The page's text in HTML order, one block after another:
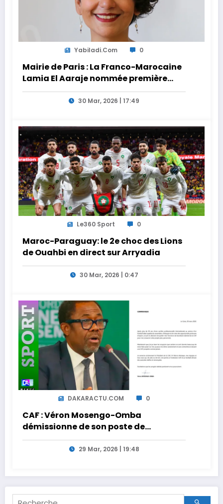
Yabiladi.com 0
Mairie de Paris : La Franco-Marocaine
Lamia El Aaraje nommée première
adjointe
30 Mar, 2026 | 17:49
Le360 Sport 0
Maroc-Paraguay: le 2e choc des Lions
de Ouahbi en direct sur Arryadia
30 Mar, 2026 | 0:47
DAKARACTU.COM 0
CAF : Véron Mosengo-Omba
démissionne de son poste de
Secrétaire Général
29 Mar, 2026 | 19:48